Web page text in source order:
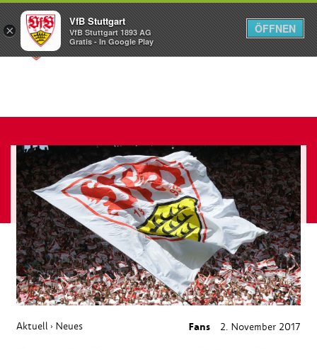
Menü
Aktuell › Neues Fans 2. November 2017
×
VfB Stuttgart
VfB Stuttgart 1893 AG
Gratis - In Google Play
ÖFFNEN